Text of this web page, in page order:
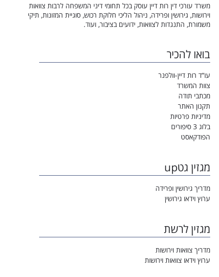
משרד עורכי דין רות דיין עוסק בכל תחומי דיני המשפחה לרבות צוואות
וירושות, גירושין ופרידה, ניהול הליכי חלוקת רכוש, סוגיית המזונות, תיקי
משמורת, התנגדות לצוואות, ידועים בציבור, ועוד.
בואו להכיר
עו”ד רות דיין-וולפנר
צוות המשרד
מכתבי תודה
תקנון האתר
מדיניות פרטיות
בלוג 3 סיפורים
הפודקאסט
מגזין גטup
מדריך גירושין ופרידה
ערוץ וידאו גירושין
מגזין לרשת
מדריך צוואות וירושות
ערוץ וידאו צוואות וירושות